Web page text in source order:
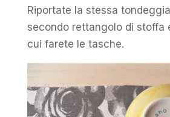
Riportate la stessa
secondo rettangolo di stoffa
cui farete le tasche.